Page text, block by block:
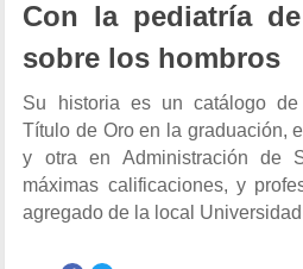
Con la pediatría
sobre los hombros
Su historia es un catálogo de
Título de Oro en la graduación,
y otra en Administración de
máximas calificaciones, y
agregado de la local